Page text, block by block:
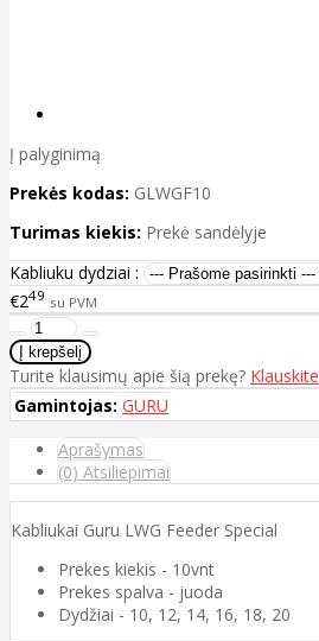
Į palyginimą
Prekės kodas: GLWGF10
Turimas kiekis: Prekė sandėlyje
Kabliuku dydziai :
€249 su PVM
Turite klausimų apie šią prekę? Klauskite
Gamintojas: GURU
Aprašymas
(0) Atsiliepimai
Kabliukai Guru LWG Feeder Special
Prekes kiekis - 10vnt
Prekes spalva - juoda
Dydžiai - 10, 12, 14, 16, 18, 20